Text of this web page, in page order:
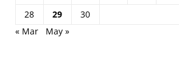
28
29
30
« Mar
May »